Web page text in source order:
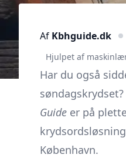
Af Kbhguide.dk
Hjulpet af
Har du også
Guide er på
København.